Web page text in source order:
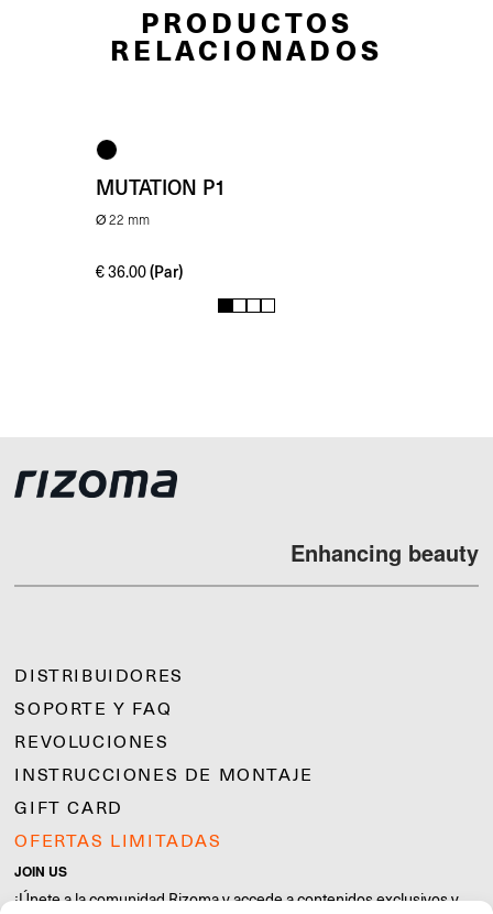
PRODUCTOS
RELACIONADOS
MUTATION P1
Ø 22 mm
€36.00 (Par)
1 2 3 4
Enhancing beauty
DISTRIBUIDORES
SOPORTE Y FAQ
REVOLUCIONES
INSTRUCCIONES DE MONTAJE
GIFT CARD
OFERTAS LIMITADAS
JOIN US
¡Únete a la comunidad Rizoma y accede a contenidos exclusivos y